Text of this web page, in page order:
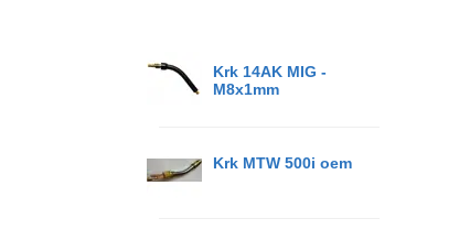
Krk 14AK MIG -
M8x1mm
Krk MTW 500i oem